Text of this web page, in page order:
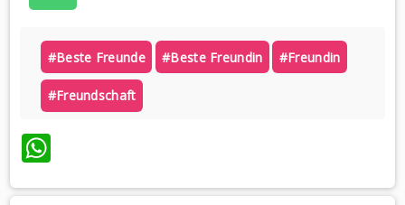
#beste Freunde #beste Freundin #freundin
#freundschaft
WhatsApp